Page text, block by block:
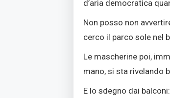
d’aria democratica
Non posso non
cerco il parco sole nel
Le mascherine poi,
mano, si sta rivelando
E lo sdegno dai